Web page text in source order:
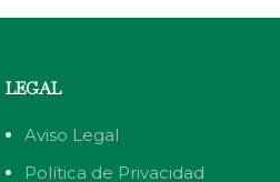
LEGAL
Aviso Legal
Política de Privacidad